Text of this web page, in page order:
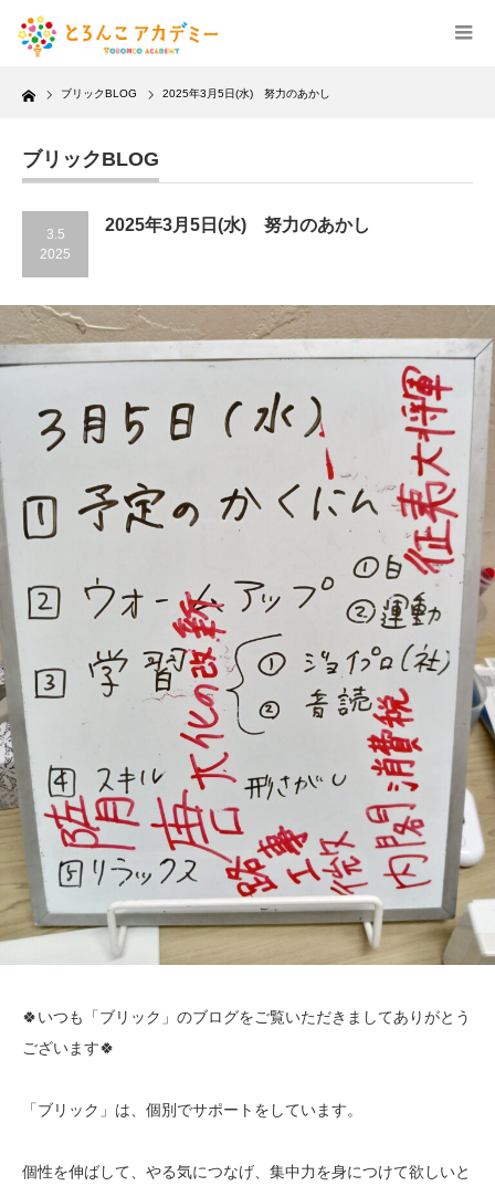
Home ブリックBLOG 2025年3月5日(水) 努力のあかし
ブリックBLOG
3.5
2025
2025年3月5日(水) 努力のあかし
🍀いつも「ブリック」のブログをご覧いただきましてありがとう
ございます🍀
「ブリック」は、個別でサポートをしています。
個性を伸ばして、やる気につなげ、集中力を身につけて欲しいと